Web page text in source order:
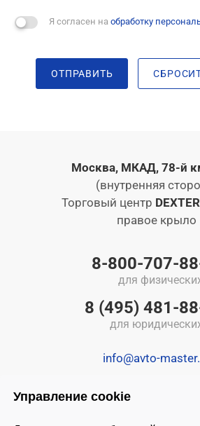
Управление cookie
Я согласен на обработку
ОТПРАВИТЬ
Москва, МКАД, 78-й
(внутренняя
Торговый центр DEXTER
правое крыло
8-800-707-
для
8 (495) 481-
для
info@avto-